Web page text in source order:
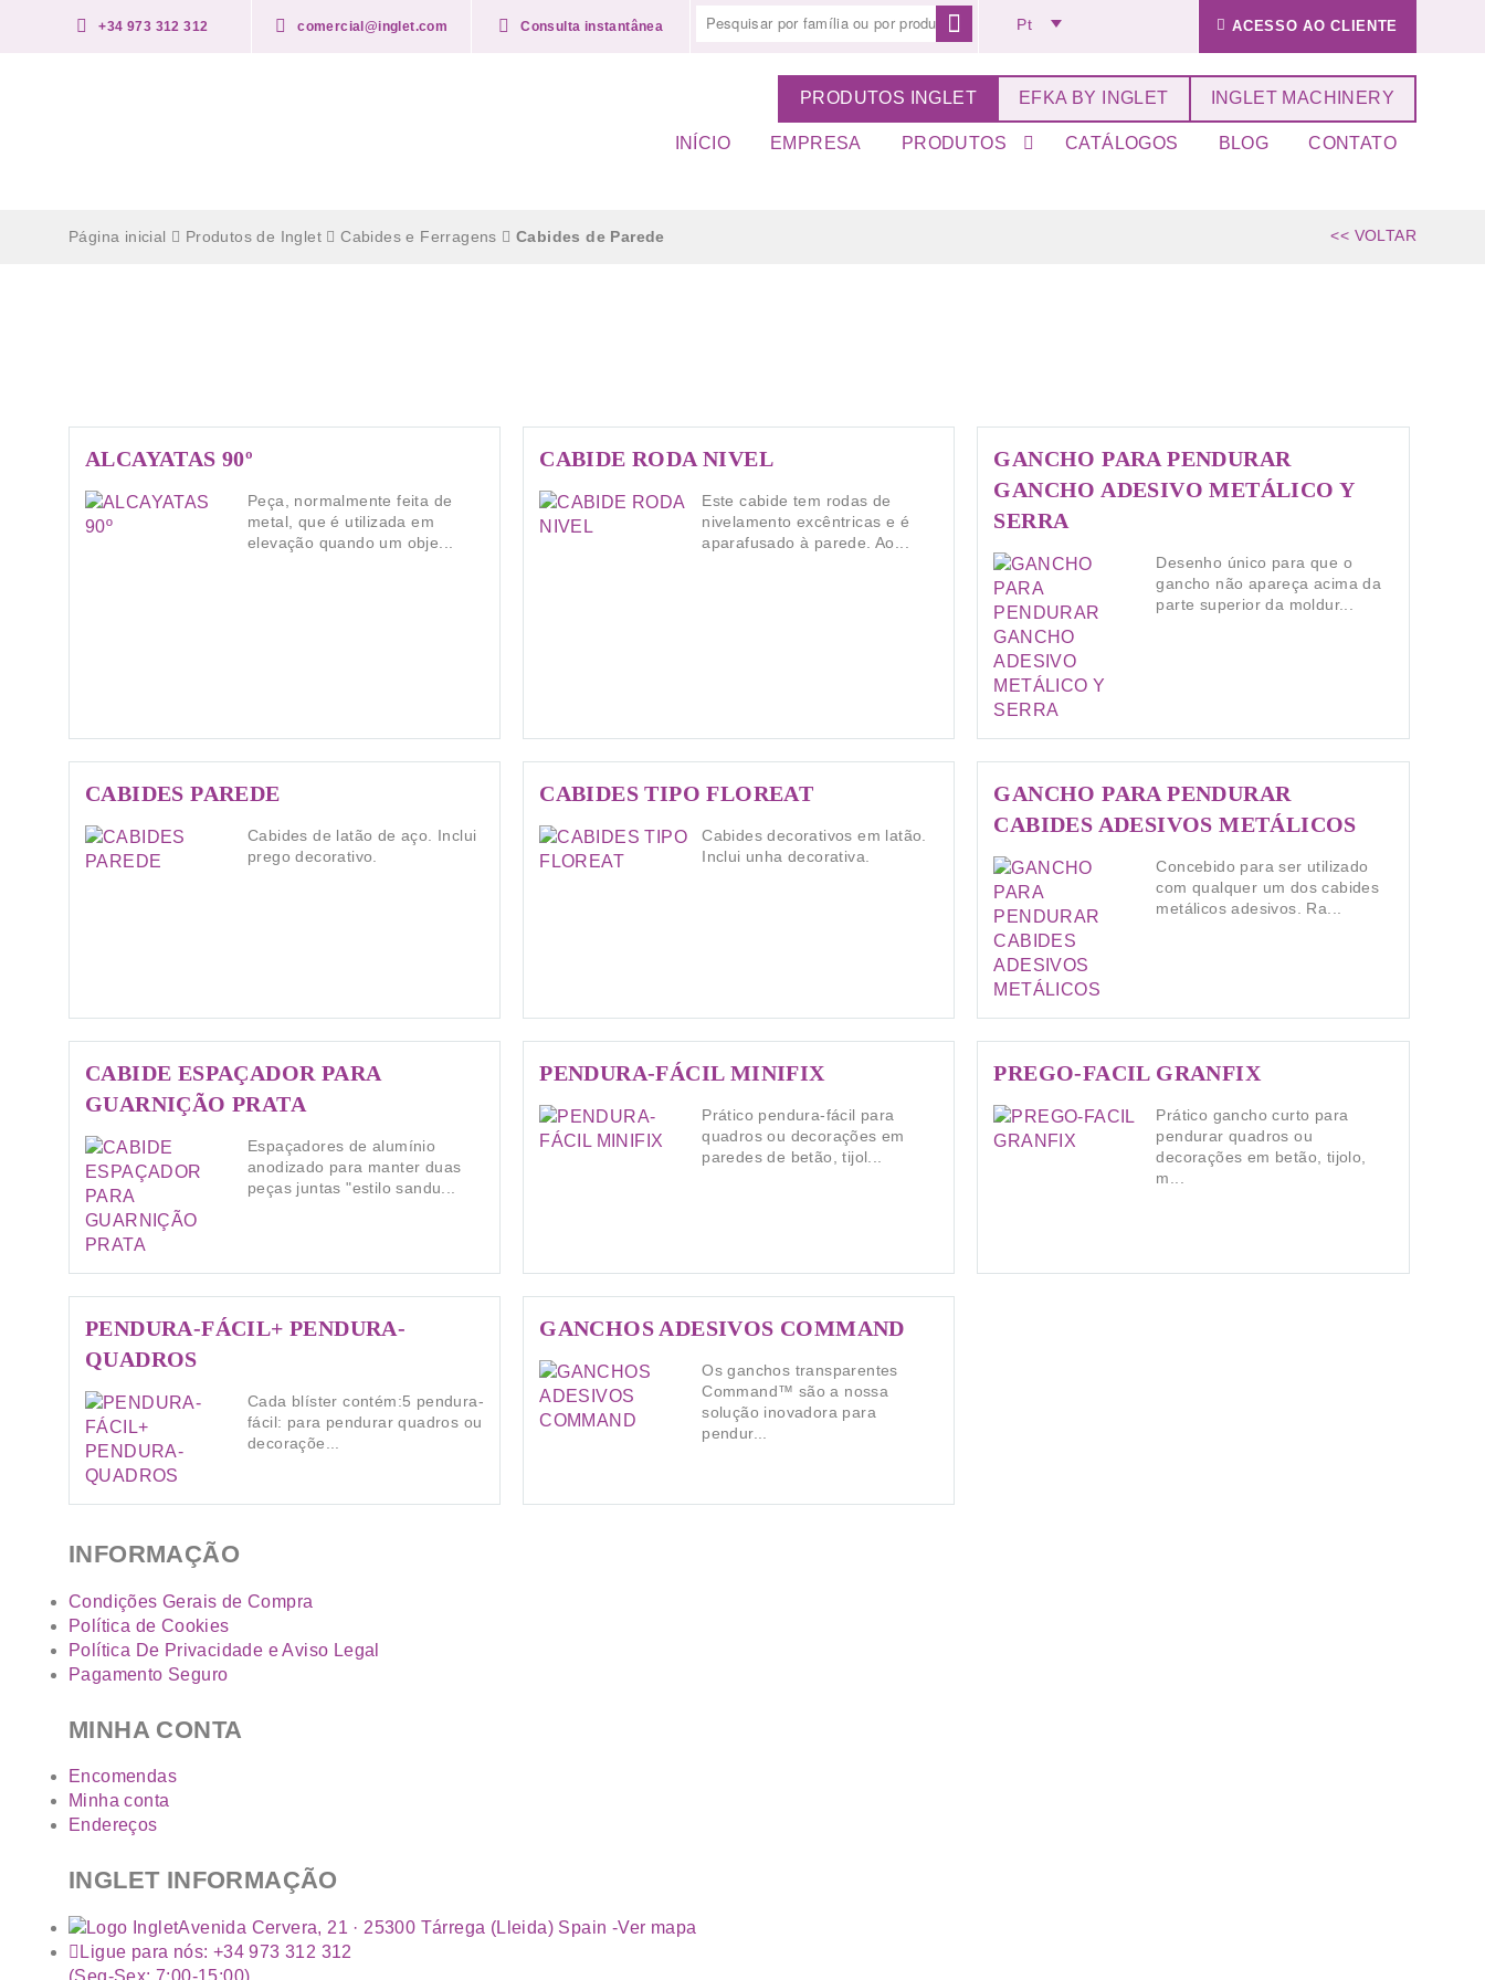
+34 973 312 312 comercial@inglet.com Consulta instantânea Pt ACESSO AO CLIENTE
PRODUTOS INGLET EFKA BY INGLET INGLET MACHINERY
INÍCIO EMPRESA PRODUTOS CATÁLOGOS BLOG CONTATO
Página inicial Produtos de Inglet Cabides e Ferragens Cabides de Parede << VOLTAR
ALCAYATAS 90º
Peça, normalmente feita de
metal, que é utilizada em
elevação quando um obje...
CABIDE RODA NIVEL
Este cabide tem rodas de
nivelamento excêntricas e é
aparafusado à parede. Ao...
GANCHO PARA PENDURAR
GANCHO ADESIVO METÁLICO Y
SERRA
Desenho único para que o
gancho não apareça acima da
parte superior da moldur...
CABIDES PAREDE
Cabides de latão de aço. Inclui
prego decorativo.
CABIDES TIPO FLOREAT
Cabides decorativos em latão.
Inclui unha decorativa.
GANCHO PARA PENDURAR
CABIDES ADESIVOS METÁLICOS
Concebido para ser utilizado
com qualquer um dos cabides
metálicos adesivos. Ra...
CABIDE ESPAÇADOR PARA
GUARNIÇÃO PRATA
Espaçadores de alumínio
anodizado para manter duas
peças juntas "estilo sandu...
PENDURA-FÁCIL MINIFIX
Prático pendura-fácil para
quadros ou decorações em
paredes de betão, tijol...
PREGO-FACIL GRANFIX
Prático gancho curto para
pendurar quadros ou
decorações em betão, tijolo,
m...
PENDURA-FÁCIL+ PENDURA-
QUADROS
Cada blíster contém:5 pendura-
fácil: para pendurar quadros ou
decoraçõe...
GANCHOS ADESIVOS COMMAND
Os ganchos transparentes
Command™ são a nossa
solução inovadora para
pendur...
INFORMAÇÃO
Condições Gerais de Compra
Política de Cookies
Política De Privacidade e Aviso Legal
Pagamento Seguro
MINHA CONTA
Encomendas
Minha conta
Endereços
INGLET INFORMAÇÃO
Avenida Cervera, 21 · 25300 Tárrega (Lleida) Spain -Ver mapa
Ligue para nós: +34 973 312 312
(Seg-Sex: 7:00-15:00)